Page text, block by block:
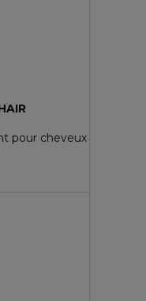
pour cheveux